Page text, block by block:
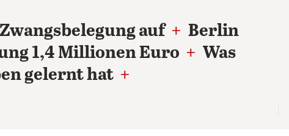
auf + Berlin
1,4 Millionen Euro + Was
gelernt hat +